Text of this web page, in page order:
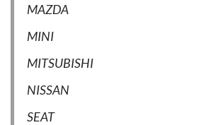
MAZDA
MINI
MITSUBISHI
NISSAN
SEAT